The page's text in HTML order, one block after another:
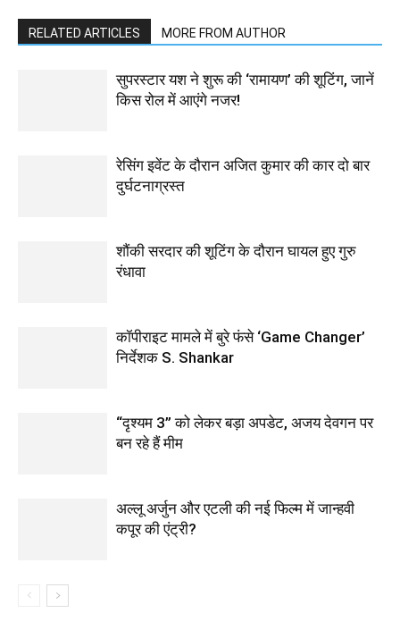
RELATED ARTICLES MORE FROM AUTHOR
सुपरस्टार यश ने शुरू की ‘रामायण’ की शूटिंग, जानें
किस रोल में आएंगे नजर!
रेसिंग इवेंट के दौरान अजित कुमार की कार दो बार
दुर्घटनाग्रस्त
शौंकी सरदार की शूटिंग के दौरान घायल हुए गुरु
रंधावा
कॉपीराइट मामले में बुरे फंसे ‘Game Changer’
निर्देशक S. Shankar
“दृश्यम 3” को लेकर बड़ा अपडेट, अजय देवगन पर
बन रहे हैं मीम
अल्लू अर्जुन और एटली की नई फिल्म में जान्हवी
कपूर की एंट्री?